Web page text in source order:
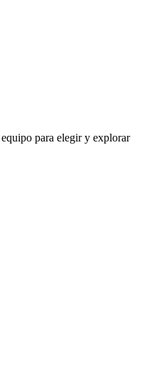
para elegir y explorar